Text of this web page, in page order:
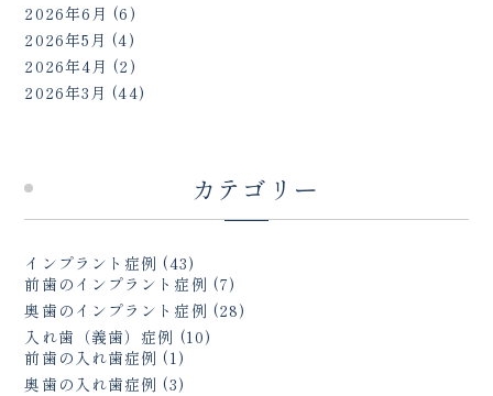
2026年6月 (6)
2026年5月 (4)
2026年4月 (2)
2026年3月 (44)
カテゴリー
インプラント症例 (43)
前歯のインプラント症例 (7)
奥歯のインプラント症例 (28)
入れ歯（義歯）症例 (10)
前歯の入れ歯症例 (1)
奥歯の入れ歯症例 (3)